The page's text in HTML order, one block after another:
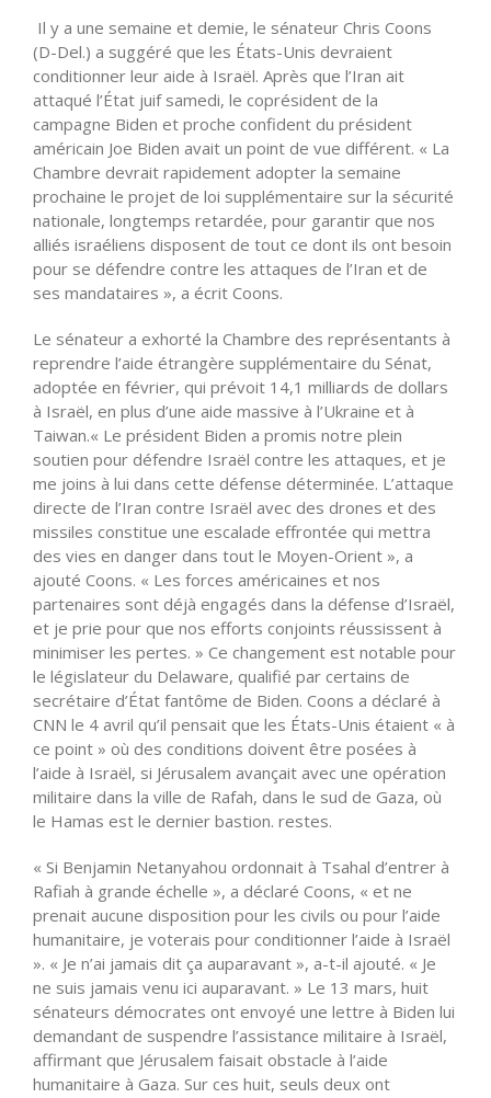
Il y a une semaine et demie, le sénateur Chris Coons
(D-Del.) a suggéré que les États-Unis devraient
conditionner leur aide à Israël. Après que l’Iran ait
attaqué l’État juif samedi, le coprésident de la
campagne Biden et proche confident du président
américain Joe Biden avait un point de vue différent. « La
Chambre devrait rapidement adopter la semaine
prochaine le projet de loi supplémentaire sur la sécurité
nationale, longtemps retardée, pour garantir que nos
alliés israéliens disposent de tout ce dont ils ont besoin
pour se défendre contre les attaques de l’Iran et de
ses mandataires », a écrit Coons.
Le sénateur a exhorté la Chambre des représentants à
reprendre l’aide étrangère supplémentaire du Sénat,
adoptée en février, qui prévoit 14,1 milliards de dollars
à Israël, en plus d’une aide massive à l’Ukraine et à
Taiwan.« Le président Biden a promis notre plein
soutien pour défendre Israël contre les attaques, et je
me joins à lui dans cette défense déterminée. L’attaque
directe de l’Iran contre Israël avec des drones et des
missiles constitue une escalade effrontée qui mettra
des vies en danger dans tout le Moyen-Orient », a
ajouté Coons. « Les forces américaines et nos
partenaires sont déjà engagés dans la défense d’Israël,
et je prie pour que nos efforts conjoints réussissent à
minimiser les pertes. » Ce changement est notable pour
le législateur du Delaware, qualifié par certains de
secrétaire d’État fantôme de Biden. Coons a déclaré à
CNN le 4 avril qu’il pensait que les États-Unis étaient « à
ce point » où des conditions doivent être posées à
l’aide à Israël, si Jérusalem avançait avec une opération
militaire dans la ville de Rafah, dans le sud de Gaza, où
le Hamas est le dernier bastion. restes.
« Si Benjamin Netanyahou ordonnait à Tsahal d’entrer à
Rafiah à grande échelle », a déclaré Coons, « et ne
prenait aucune disposition pour les civils ou pour l’aide
humanitaire, je voterais pour conditionner l’aide à Israël
». « Je n’ai jamais dit ça auparavant », a-t-il ajouté. « Je
ne suis jamais venu ici auparavant. » Le 13 mars, huit
sénateurs démocrates ont envoyé une lettre à Biden lui
demandant de suspendre l’assistance militaire à Israël,
affirmant que Jérusalem faisait obstacle à l’aide
humanitaire à Gaza. Sur ces huit, seuls deux ont